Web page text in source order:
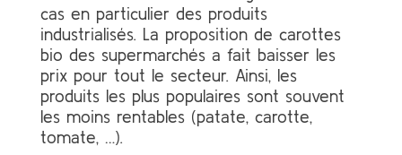
cas en particulier des produits
industrialisés. La proposition de carottes
bio des supermarchés a fait baisser les
prix pour tout le secteur. Ainsi, les
produits les plus populaires sont souvent
les moins rentables (patate, carotte,
tomate, …).